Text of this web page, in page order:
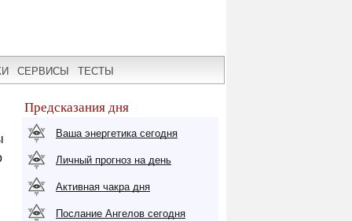
СЕРВИСЫ ТЕСТЫ
Предсказания дня
Ваша энергетика сегодня
Личный прогноз на день
Активная чакра дня
Послание Ангелов сегодня